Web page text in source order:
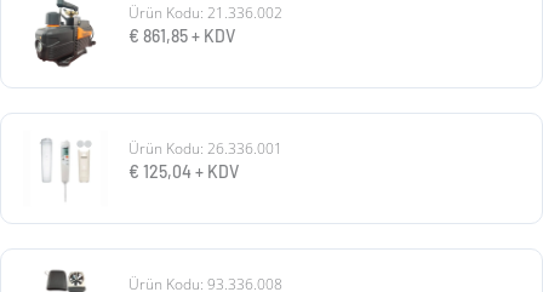
Ürün Kodu: 21.336.002
€ 861,85+ KDV
Ürün Kodu: 26.336.001
€ 125,04+ KDV
Ürün Kodu: 93.336.008